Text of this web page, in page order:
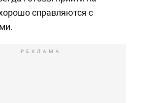
справляются с
РЕКЛАМА